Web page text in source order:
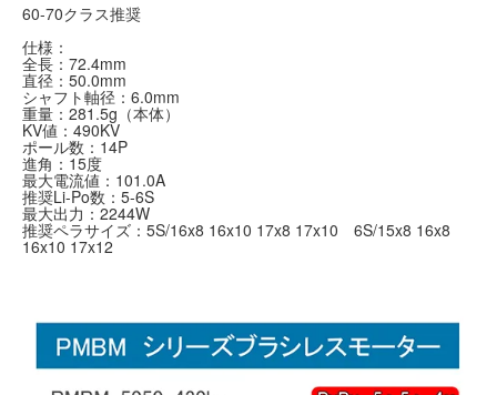
60-70クラス推奨
仕様：
全長：72.4mm
直径：50.0mm
シャフト軸径：6.0mm
重量：281.5g（本体）
KV値：490KV
ポール数：14P
進角：15度
最大電流値：101.0A
推奨Li-Po数：5-6S
最大出力：2244W
推奨ペラサイズ：5S/16x8 16x10 17x8 17x10 6S/15x8 16x8
16x10 17x12